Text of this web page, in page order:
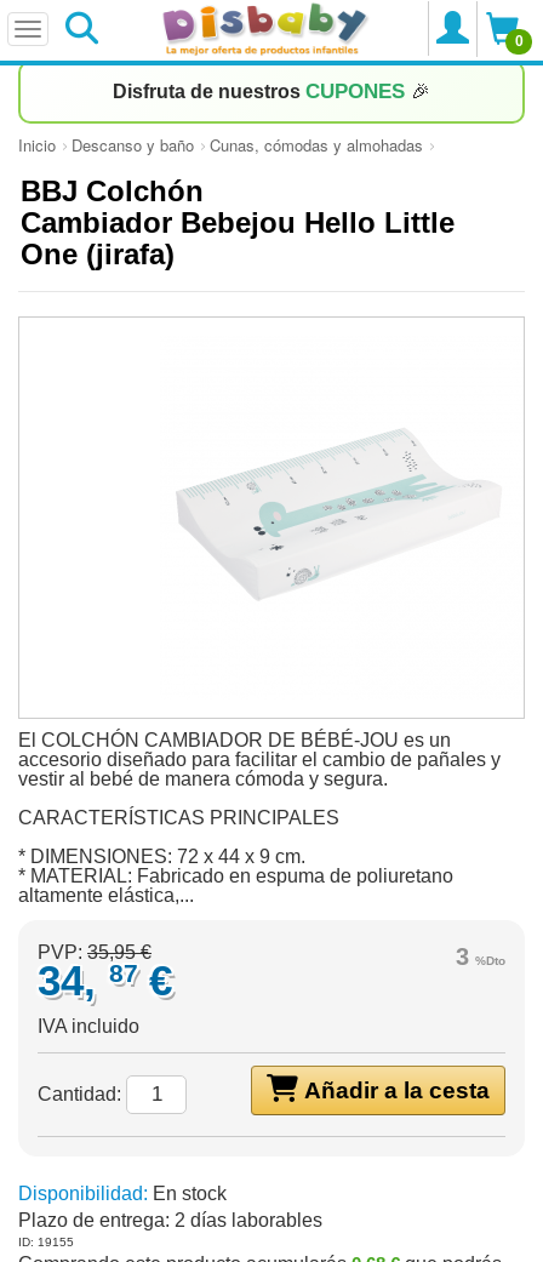
0
Disfruta de nuestros CUPONES 🎉
Inicio Descanso y baño Cunas, cómodas y almohadas
BBJ Colchón
Cambiador Bebejou Hello Little
One (jirafa)
El COLCHÓN CAMBIADOR DE BÉBÉ-JOU es un
accesorio diseñado para facilitar el cambio de pañales y
vestir al bebé de manera cómoda y segura.
CARACTERÍSTICAS PRINCIPALES
* DIMENSIONES: 72 x 44 x 9 cm.
* MATERIAL: Fabricado en espuma de poliuretano
altamente elástica,...
3 %Dto
PVP: 35,95 €
34, 87 €
IVA incluido
Añadir a la cesta
Cantidad:
Disponibilidad: En stock
Plazo de entrega: 2 días laborables
ID: 19155